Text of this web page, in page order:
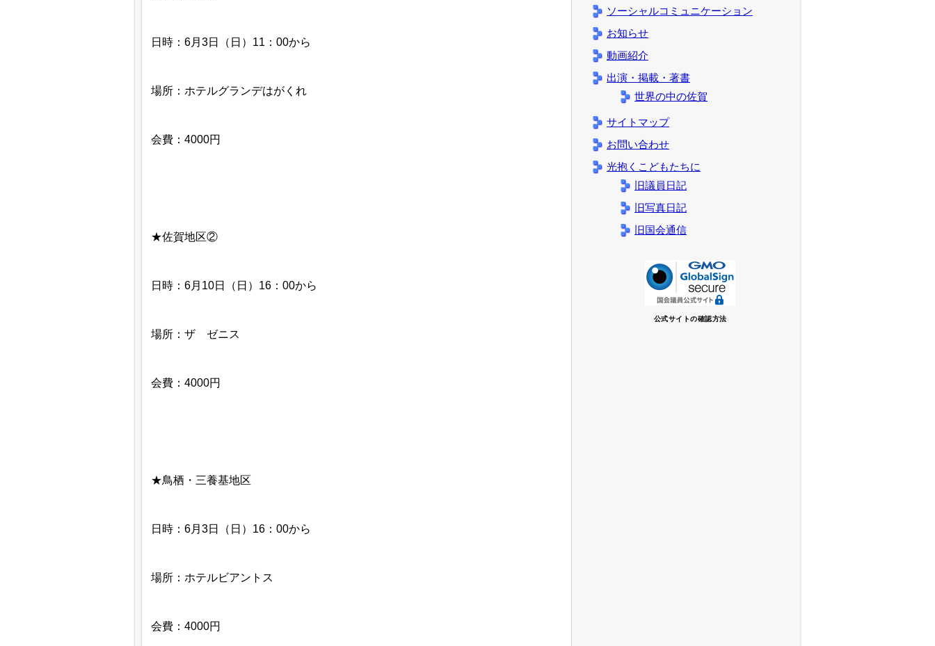
日時：6月3日（日）11：00から
場所：ホテルグランデはがくれ
会費：4000円
★佐賀地区②
日時：6月10日（日）16：00から
場所：ザ ゼニス
会費：4000円
★鳥栖・三養基地区
日時：6月3日（日）16：00から
場所：ホテルビアントス
会費：4000円
ソーシャルコミュニケーション
お知らせ
動画紹介
出演・掲載・著書
世界の中の佐賀
サイトマップ
お問い合わせ
光抱くこどもたちに
旧議員日記
旧写真日記
旧国会通信
公式サイトの確認方法